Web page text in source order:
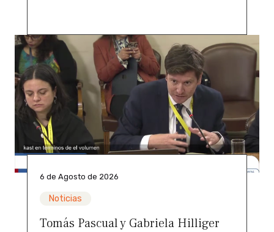
6 de Agosto de 2026
Noticias
Tomás Pascual y Gabriela Hilliger